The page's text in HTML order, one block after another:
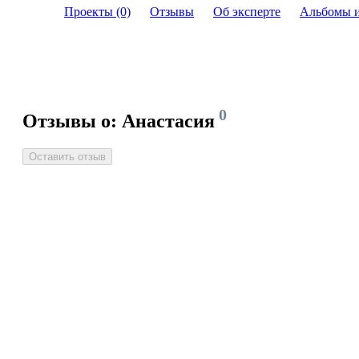
Проекты (0) Отзывы Об эксперте Альбомы
Отзывы о: Анастасия 0
Оставить отзыв